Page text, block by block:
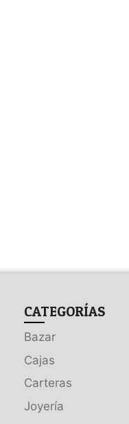
CATEGORÍAS
Bazar
Cajas
Carteras
Joyería